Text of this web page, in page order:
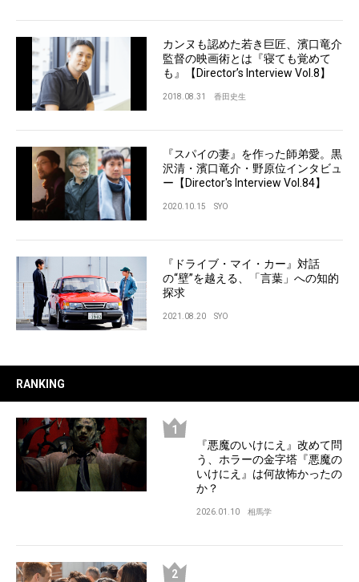
カンヌも認めた若き巨匠、濱口竜介
監督の映画術とは『寝ても覚めて
も』【Director’s Interview Vol.8】
2018.08.31 香田史生
『スパイの妻』を作った師弟愛。黒
沢清・濱口竜介・野原位インタビュ
ー【Director's Interview Vol.84】
2020.10.15 SYO
『ドライブ・マイ・カー』対話
の“壁”を越える、「言葉」への知的
探求
2021.08.20 SYO
RANKING
『悪魔のいけにえ』改めて問
う、ホラーの金字塔『悪魔の
いけにえ』は何故怖かったの
か？
2026.01.10 相馬学